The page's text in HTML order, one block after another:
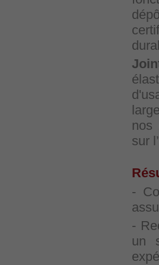
nos
sur
-
-
un